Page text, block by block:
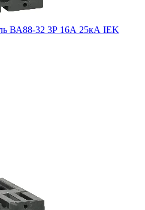
ВА88-32 3Р 16А 25кА IEK